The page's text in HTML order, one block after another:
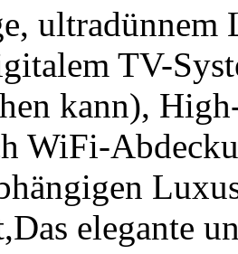
TV-
kann),
WiFi-
elegante